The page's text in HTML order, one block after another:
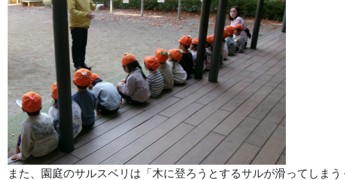
また、園庭のサルスベリは「木に登ろうとするサルが滑ってしま